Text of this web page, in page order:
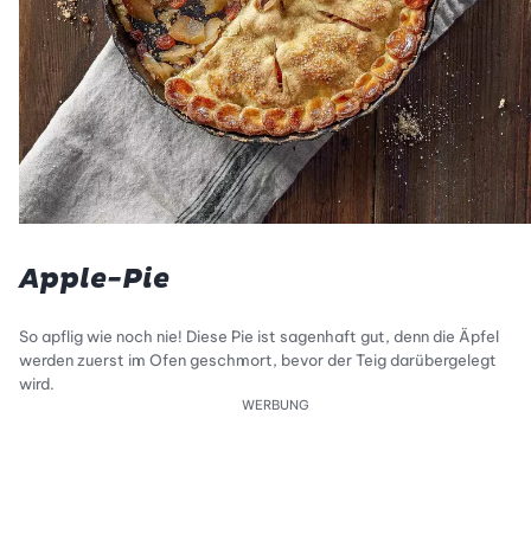
Apple-Pie
So apflig wie noch nie! Diese Pie ist sagenhaft gut, denn die Äpfel
werden zuerst im Ofen geschmort, bevor der Teig darübergelegt
wird.
WERBUNG